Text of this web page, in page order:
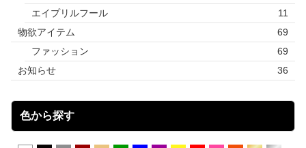
エイプリルフール
11
物欲アイテム
69
ファッション
69
お知らせ
36
色から探す